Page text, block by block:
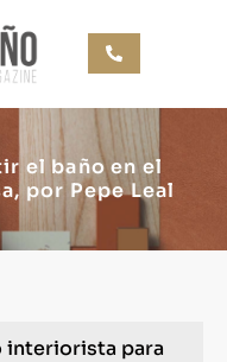
el baño en el
por Pepe Leal
interiorista para